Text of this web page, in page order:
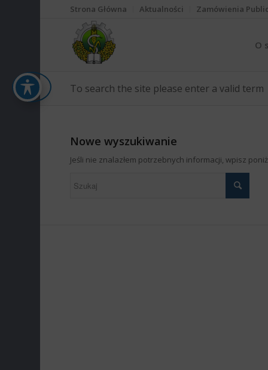
Strona Główna Aktualności Zamówienia
O
To search the site please enter a valid term
Nowe wyszukiwanie
Jeśli nie znalazłem potrzebnych informacji, wpisz